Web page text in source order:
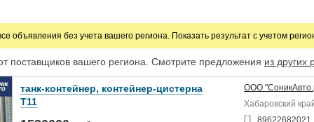
объявления без учета вашего региона. Показать результат с учетом
поставщиков вашего региона. Смотрите предложения из других
танк-контейнер, контейнер-цистерна
Т11
ООО
Хабаровский
89622682021